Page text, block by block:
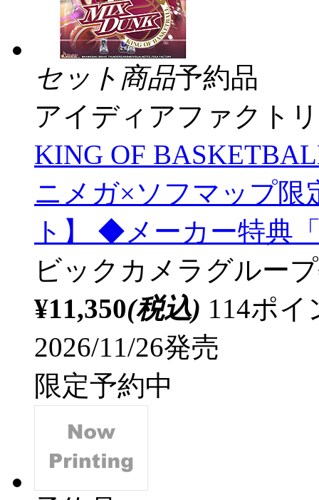
セット商品予約品
アイディアファクト
KING OF
ニメガ×ソフマップ限
ト】 ◆メーカー特典
ビックカメラグルー
¥11,350(税込) 114ポ
2026/11/26発売
限定予約中